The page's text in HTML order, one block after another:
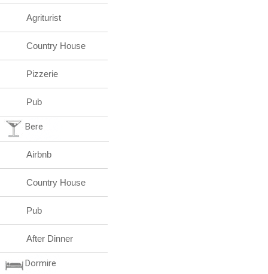
Agriturist
Country House
Pizzerie
Pub
Bere
Airbnb
Country House
Pub
After Dinner
Dormire